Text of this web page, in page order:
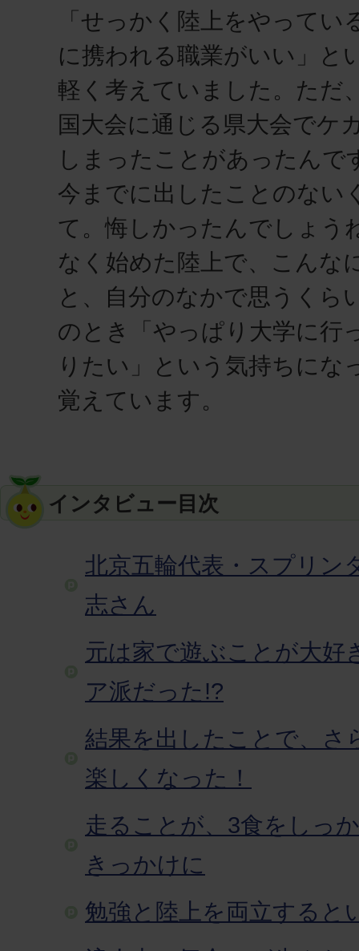
「せっかく陸上をやってい
に携われる職業がいい」と
軽く考えていました。ただ
国大会に通じる県大会でケ
しまったことがあったんで
今までに出したことのない
て。悔しかったんでしょう
なく始めた陸上で、こんな
と、自分のなかで思うくら
のとき「やっぱり大学に行
りたい」という気持ちにな
覚えています。
インタビュー目次
北京五輪代表・スプリン
志さん
元は家で遊ぶことが大好
ア派だった!?
結果を出したことで、さ
楽しくなった！
走ることが、3食をしっ
きっかけに
勉強と陸上を両立すると